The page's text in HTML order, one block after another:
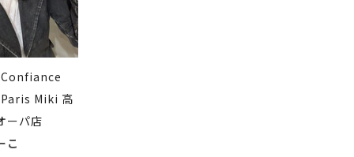
Miki 高
ーパ店
こ